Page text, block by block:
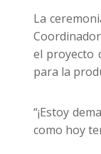
La
el proyecto
para la
“¡Estoy
como hoy